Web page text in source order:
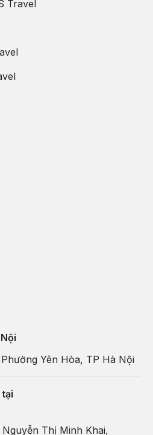
Travel
Yên Hòa, TP Hà Nội
Thị Minh Khai,